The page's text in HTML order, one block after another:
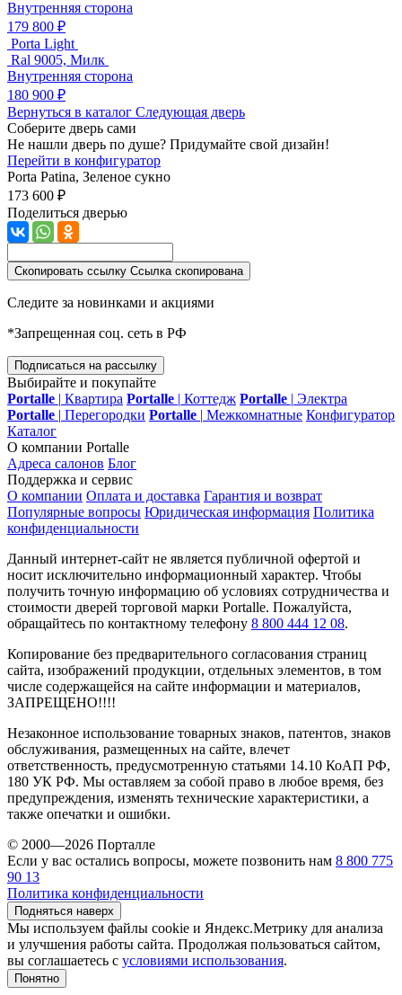
Внутренняя сторона
179 800 ₽
Porta Light
Ral 9005, Милк
Внутренняя сторона
180 900 ₽
Вернуться в каталог Следующая дверь
Соберите дверь сами
Не нашли дверь по душе? Придумайте свой дизайн!
Перейти в конфигуратор
Porta Patina, Зеленое сукно
173 600 ₽
Поделиться дверью
Скопировать ссылку Ссылка скопирована
Следите за новинками и акциями
*Запрещенная соц. сеть в РФ
Подписаться на рассылку
Выбирайте и покупайте
Portalle | Квартира Portalle | Коттедж Portalle | Электра
Portalle | Перегородки Portalle | Межкомнатные Конфигуратор
Каталог
О компании Portalle
Адреса салонов Блог
Поддержка и сервис
О компании Оплата и доставка Гарантия и возврат
Популярные вопросы Юридическая информация Политика
конфиденциальности
Данный интернет-сайт не является публичной офертой и
носит исключительно информационный характер. Чтобы
получить точную информацию об условиях сотрудничества и
стоимости дверей торговой марки Portalle. Пожалуйста,
обращайтесь по контактному телефону 8 800 444 12 08.
Копирование без предварительного согласования страниц
сайта, изображений продукции, отдельных элементов, в том
числе содержащейся на сайте информации и материалов,
ЗАПРЕЩЕНО!!!!
Незаконное использование товарных знаков, патентов, знаков
обслуживания, размещенных на сайте, влечет
ответственность, предусмотренную статьями 14.10 КоАП РФ,
180 УК РФ. Мы оставляем за собой право в любое время, без
предупреждения, изменять технические характеристики, а
также опечатки и ошибки.
© 2000—2026 Порталле
Если у вас остались вопросы, можете позвонить нам 8 800 775
90 13
Политика конфиденциальности
Подняться наверх
Мы используем файлы cookie и Яндекс.Метрику для анализа
и улучшения работы сайта. Продолжая пользоваться сайтом,
вы соглашаетесь с условиями использования.
Понятно